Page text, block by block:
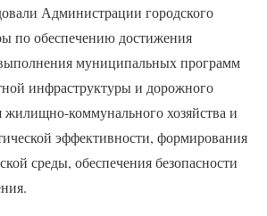
Администрации городского
по обеспечению достижения
муниципальных программ
инфраструктуры и дорожного
жилищно-коммунального хозяйства и
эффективности, формирования
среды, обеспечения безопасности